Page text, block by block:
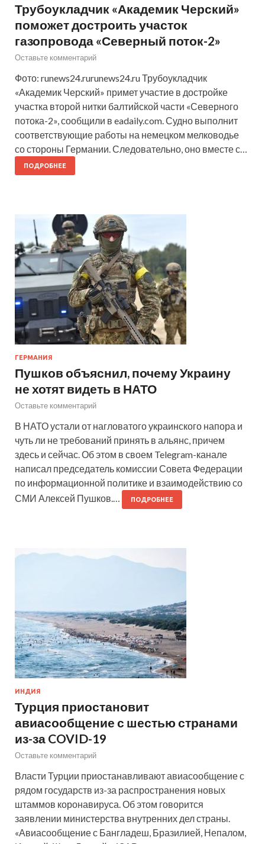
Трубоукладчик «Академик Черский»
поможет достроить участок
газопровода «Северный поток-2»
Оставьте комментарий
Фото: runews24.rurunews24.ru Трубоукладчик
«Академик Черский» примет участие в достройке
участка второй нитки балтийской части «Северного
потока-2», сообщили в eadaily.com. Судно выполнит
соответствующие работы на немецком мелководье
со стороны Германии. Следовательно, оно вместе с…
ПОДРОБНЕЕ
ГЕРМАНИЯ
Пушков объяснил, почему Украину
не хотят видеть в НАТО
Оставьте комментарий
В НАТО устали от нагловатого украинского напора и
чуть ли не требований принять в альянс, причем
здесь и сейчас. Об этом в своем Telegram-канале
написал председатель комиссии Совета Федерации
по информационной политике и взаимодействию со
СМИ Алексей Пушков.…
ПОДРОБНЕЕ
ИНДИЯ
Турция приостановит
авиасообщение с шестью странами
из-за COVID-19
Оставьте комментарий
Власти Турции приостанавливают авиасообщение с
рядом государств из-за распространения новых
штаммов коронавируса. Об этом говорится
заявлении министерства внутренних дел страны.
«Авиасообщение с Бангладеш, Бразилией, Непалом,